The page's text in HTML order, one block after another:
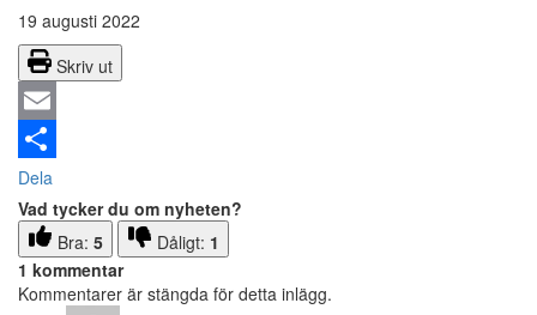
19 augusti 2022
Skriv ut
Email
Dela
Vad tycker du om nyheten?
Bra: 5 Dåligt: 1
1 kommentar
Kommentarer är stängda för detta inlägg.